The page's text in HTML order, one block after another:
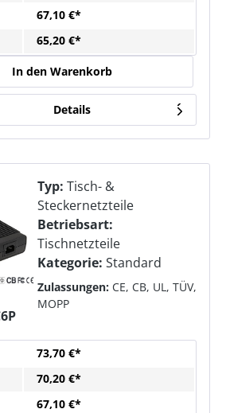
67,10 €*
65,20 €*
In den Warenkorb
Details
Typ: Tisch- &
Steckernetzteile
Betriebsart:
Tischnetzteile
Kategorie: Standard
Zulassungen: CE, CB, UL, TÜV,
MOPP
73,70 €*
70,20 €*
67,10 €*